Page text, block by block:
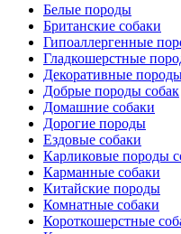
Белые породы
Британские собаки
Гипоаллергенные
Гладкошерстные
Декоративные
Добрые породы собак
Домашние собаки
Дорогие породы
Ездовые собаки
Карликовые породы
Карманные собаки
Китайские породы
Комнатные собаки
Короткошерстные